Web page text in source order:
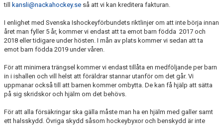
till kansli@nackahockey.se så att vi kan kreditera fakturan.
I enlighet med Svenska Ishockeyförbundets riktlinjer om att inte börja innan
året man fyller 5 år, kommer vi endast att ta emot barn födda 2017 och
2018 eller tidigare under hösten. I mån av plats kommer vi sedan att ta
emot barn födda 2019 under våren.
För att minimera trängsel kommer vi endast tillåta en medföljande per barn
in i ishallen och vill helst att föräldrar stannar utanför om det går. Vi
uppmanar också till att barnen kommer ombytta. De kan få hjälp att sätta
på sig skridskor och hjälm om det behövs.
För att alla försäkringar ska gälla måste man ha en hjälm med galler samt
ett halsskydd. Övriga skydd såsom hockeybyxor och benskydd är inte